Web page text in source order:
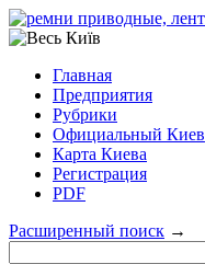
Главная
Предприятия
Рубрики
Официальный Киев
Карта Киева
Регистрация
PDF
Расширенный поиск →